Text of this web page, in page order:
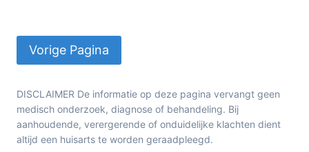
DISCLAIMER De informatie op deze pagina vervangt geen
medisch onderzoek, diagnose of behandeling. Bij
aanhoudende, verergerende of onduidelijke klachten dient
altijd een huisarts te worden geraadpleegd.